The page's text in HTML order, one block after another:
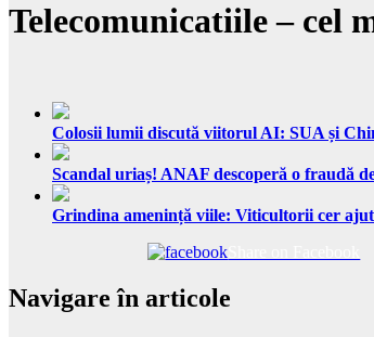
Telecomunicatiile – cel
Colosii lumii discută viitorul AI: SUA și
Scandal uriaș! ANAF descoperă o fraudă
Grindina amenință viile: Viticultorii cer
Navigare în articole